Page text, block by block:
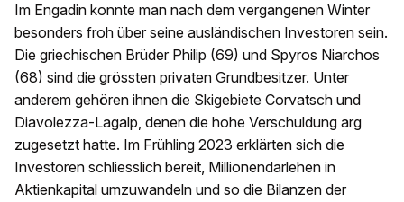
Im Engadin konnte man nach dem vergangenen Winter
besonders froh über seine ausländischen Investoren sein.
Die griechischen Brüder Philip (69) und Spyros Niarchos
(68) sind die grössten privaten Grundbesitzer. Unter
anderem gehören ihnen die Skigebiete Corvatsch und
Diavolezza-Lagalp, denen die hohe Verschuldung arg
zugesetzt hatte. Im Frühling 2023 erklärten sich die
Investoren schliesslich bereit, Millionendarlehen in
Aktienkapital umzuwandeln und so die Bilanzen der